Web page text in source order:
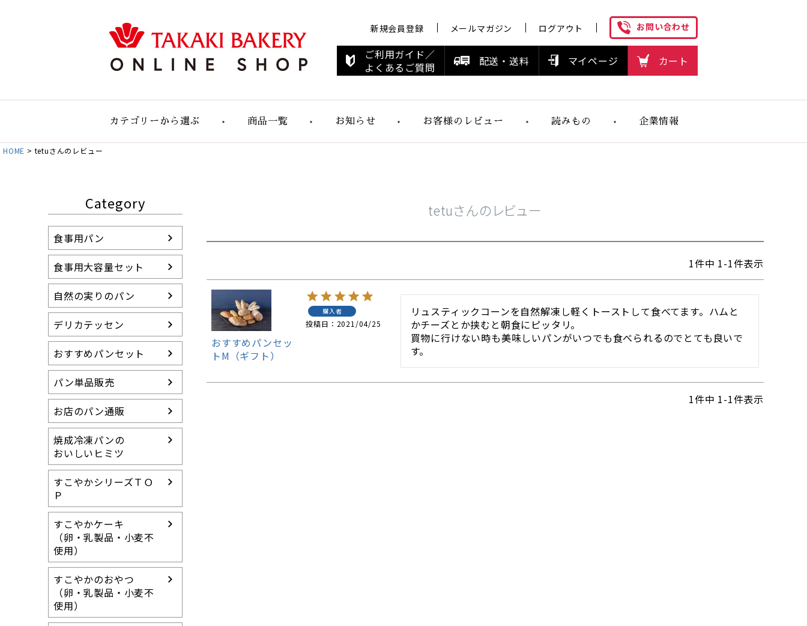
新規会員登録 メールマガジン ログアウト お問い合わせ
ご利用ガイド／
よくあるご質問
配送・送料 マイページ カート
カテゴリーから選ぶ
デリカテッセン
パン単品販売
お店のパン通販
冷凍パンの特徴
らくらく食パン
（介護用食パン）
15周年アニバーサ
リー
送料無料セット
グルテンカット スイ
ーツ
商品一覧 お知らせ お客様のレビュー 読みもの 企業情報
HOME tetuさんのレビュー
Category
食事用パン
食事用大容量セット
自然の実りのパン
デリカテッセン
おすすめパンセット
パン単品販売
お店のパン通販
焼成冷凍パンの
おいしいヒミツ
すこやかシリーズＴＯ
Ｐ
すこやかケーキ
（卵・乳製品・小麦不
使用）
すこやかのおやつ
（卵・乳製品・小麦不
使用）
tetuさんのレビュー
1件中 1-1件表示
おすすめパンセッ
トM（ギフト）
購入者
投稿日 2021/04/25
リュスティックコーンを自然解凍し軽くトーストして食べてます。ハムと
かチーズとか挟むと朝食にピッタリ。
買物に行けない時も美味しいパンがいつでも食べられるのでとても良いで
す。
1件中 1-1件表示